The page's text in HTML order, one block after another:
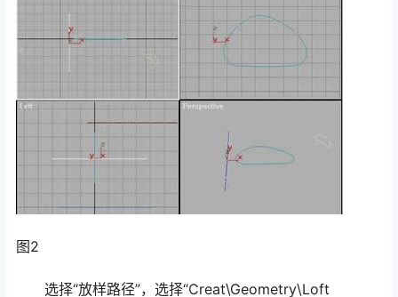
图2
选择“放样路径”，选择“Creat\Geometry\Loft